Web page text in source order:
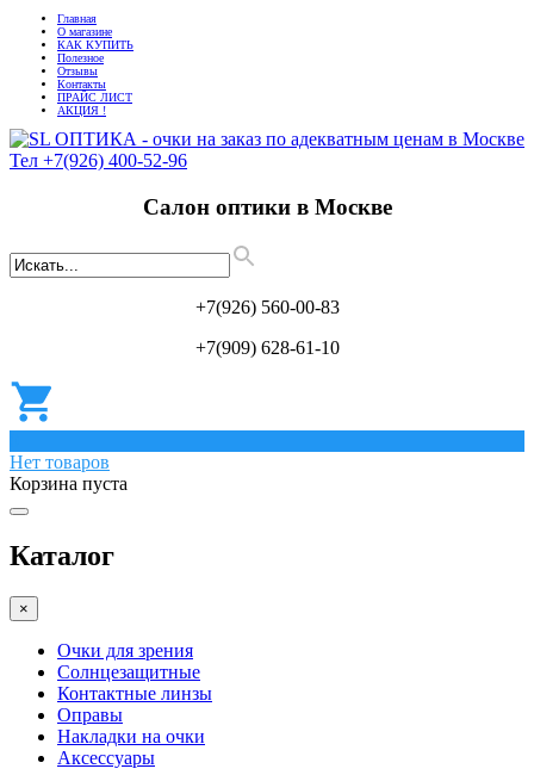
Главная
О магазине
КАК КУПИТЬ
Полезное
Отзывы
Контакты
ПРАЙС ЛИСТ
АКЦИЯ !
Салон оптики в Москве
+7(926) 560-00-83
+7(909) 628-61-10
Нет товаров
Корзина пуста
Каталог
×
Очки для зрения
Солнцезащитные
Контактные линзы
Оправы
Накладки на очки
Аксессуары